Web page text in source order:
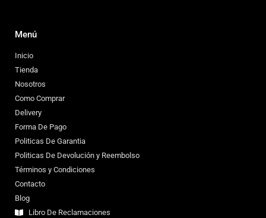
Menú
Inicio
Tienda
Nosotros
Como Comprar
Delivery
Forma De Pago
Politicas De Garantia
Politicas De Devolución y Reembolso
Términos y Condiciones
Contacto
Blog
Libro De Reclamaciones